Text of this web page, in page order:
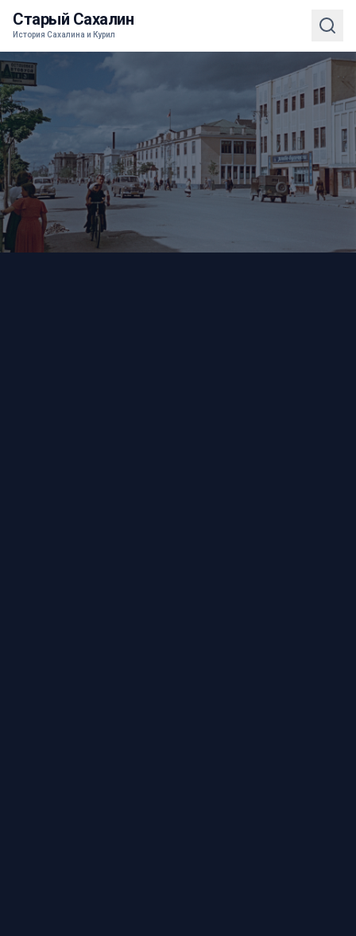
Старый Сахалин
История Сахалина и Курил